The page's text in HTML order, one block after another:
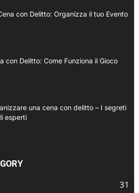
con Delitto: Organizza il tuo Evento
con Delitto: Come Funziona il Gioco
una cena con delitto – I segreti
esperti
31